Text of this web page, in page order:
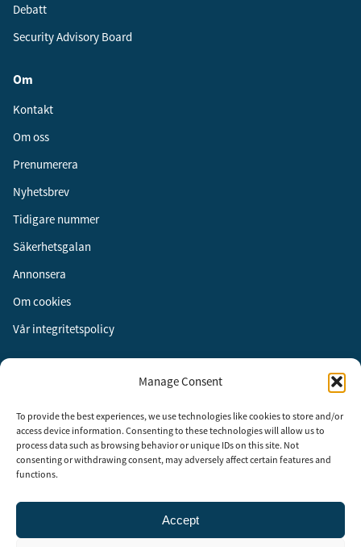
Manage Consent
To provide the best experiences, we use technologies like cookies to store and/or
access device information. Consenting to these technologies will allow us to
process data such as browsing behavior or unique IDs on this site. Not
consenting or withdrawing consent, may adversely affect certain features and
functions.
Accept
Debatt
Security Advisory Board
Om
Kontakt
Om oss
Prenumerera
Nyhetsbrev
Tidigare nummer
Säkerhetsgalan
Annonsera
Om cookies
Vår integritetspolicy
Instagram
LinkedIn